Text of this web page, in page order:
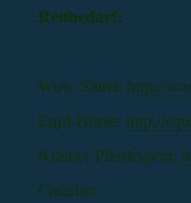
Reitbedarf:
Wow-Sättel: http://
Equi-Horse: http://
Krämer Pferdesport:
Cadoho: